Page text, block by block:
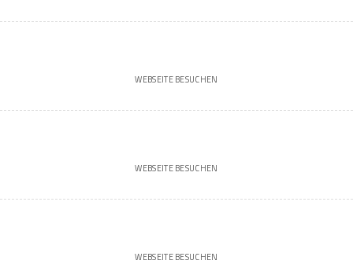
WEBSEITE BESUCHEN
WEBSEITE BESUCHEN
WEBSEITE BESUCHEN